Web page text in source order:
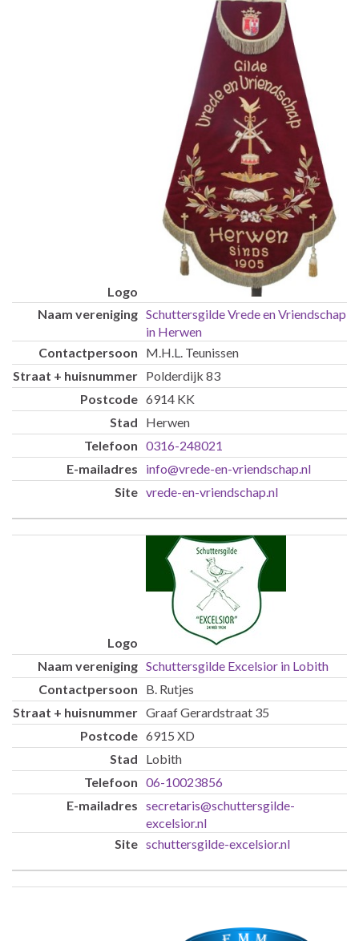
Schuttersgilde Vrede en Vriendschap
in Herwen
M.H.L. Teunissen
Polderdijk 83
6914 KK
Herwen
0316-248021
info@vrede-en-vriendschap.nl
vrede-en-vriendschap.nl
Schuttersgilde Excelsior in Lobith
B. Rutjes
Graaf Gerardstraat 35
6915 XD
Lobith
06-10023856
secretaris@schuttersgilde-
excelsior.nl
schuttersgilde-excelsior.nl